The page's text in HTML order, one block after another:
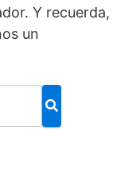
Y recuerda,
un